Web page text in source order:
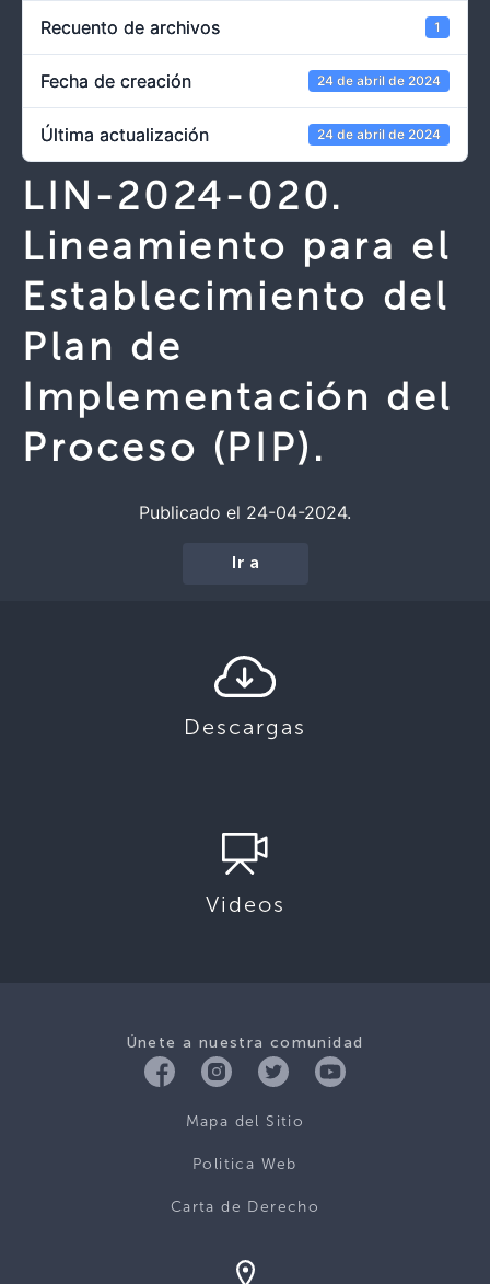
Recuento de archivos 1
Fecha de creación 24 de abril de 2024
Última actualización 24 de abril de 2024
LIN-2024-020.
Lineamiento para el
Establecimiento del
Plan de
Implementación del
Proceso (PIP).
Publicado el 24-04-2024.
Ir a
Descargas
Videos
Únete a nuestra comunidad
Mapa del Sitio
Politica Web
Carta de Derecho